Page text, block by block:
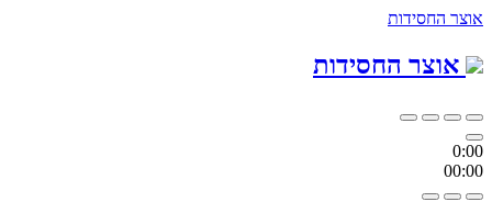
אוצר החסידות
אוצר החסידות
0:00
00:00